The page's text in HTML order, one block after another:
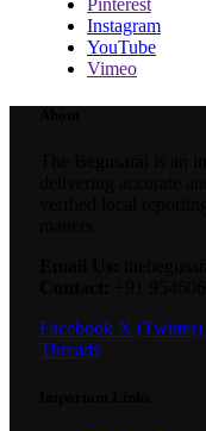
Pinterest
Instagram
YouTube
Vimeo
Facebook X (Twitter)
Threads